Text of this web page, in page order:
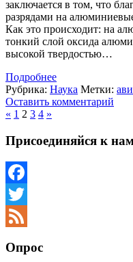
заключается в том, что
разрядами на
Как это происходит: на
тонкий слой оксида
высокой твердостью…
Подробнее
Рубрика: Наука Метки:
Оставить комментарий
« 1 2 3 4 »
Присоединяйся к
Facebook
Twitter
Опрос